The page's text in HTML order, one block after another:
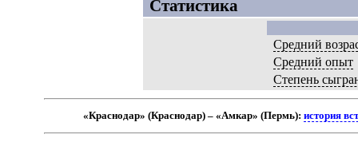
Статистика
Средний
Средний опыт
Степень
«Краснодар» (Краснодар) – «Амкар» (Пермь):история